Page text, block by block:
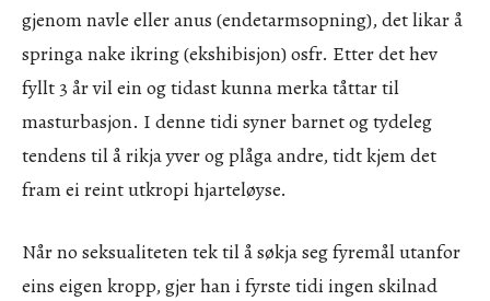
gjenom navle eller anus (endetarmsopning), det likar å
springa nake ikring (ekshibisjon) osfr. Etter det hev
fyllt 3 år vil ein og tidast kunna merka tåttar til
masturbasjon. I denne tidi syner barnet og tydeleg
tendens til å rikja yver og plåga andre, tidt kjem det
fram ei reint utkropi hjarteløyse.
Når no seksualiteten tek til å søkja seg fyremål utanfor
eins eigen kropp, gjer han i fyrste tidi ingen skilnad